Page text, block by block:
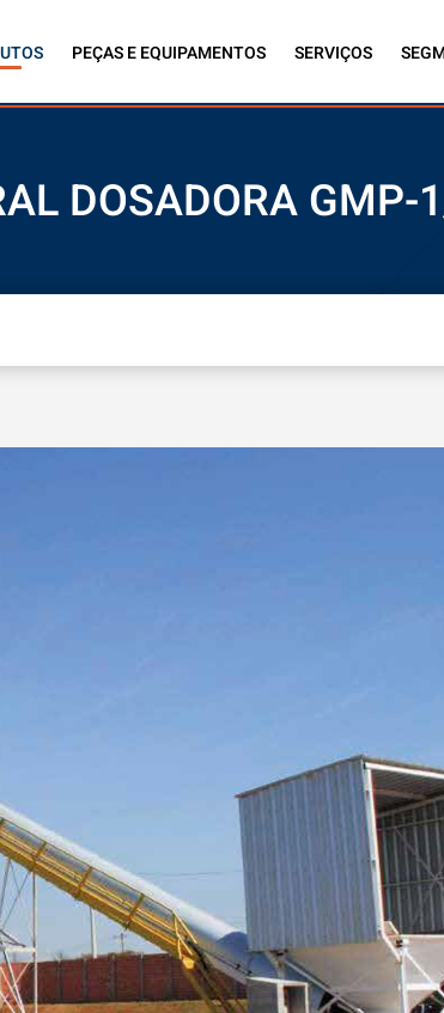
PEÇAS E EQUIPAMENTOS SERVIÇOS
DOSADORA GMP-